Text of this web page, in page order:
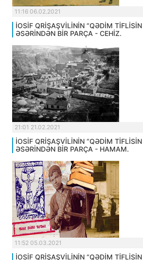
11:16 06.02.2021
İOSİF QRİŞAŞVİLİNİN “QƏDİM
ƏSƏRİNDƏN BİR PARÇA - CEHİZ.
21:01 21.02.2021
İOSİF QRİŞAŞVİLİNİN “QƏDİM
ƏSƏRİNDƏN BİR PARÇA - HAMAM.
11:52 05.03.2021
İOSİF QRİŞAŞVİLİNİN “QƏDİM